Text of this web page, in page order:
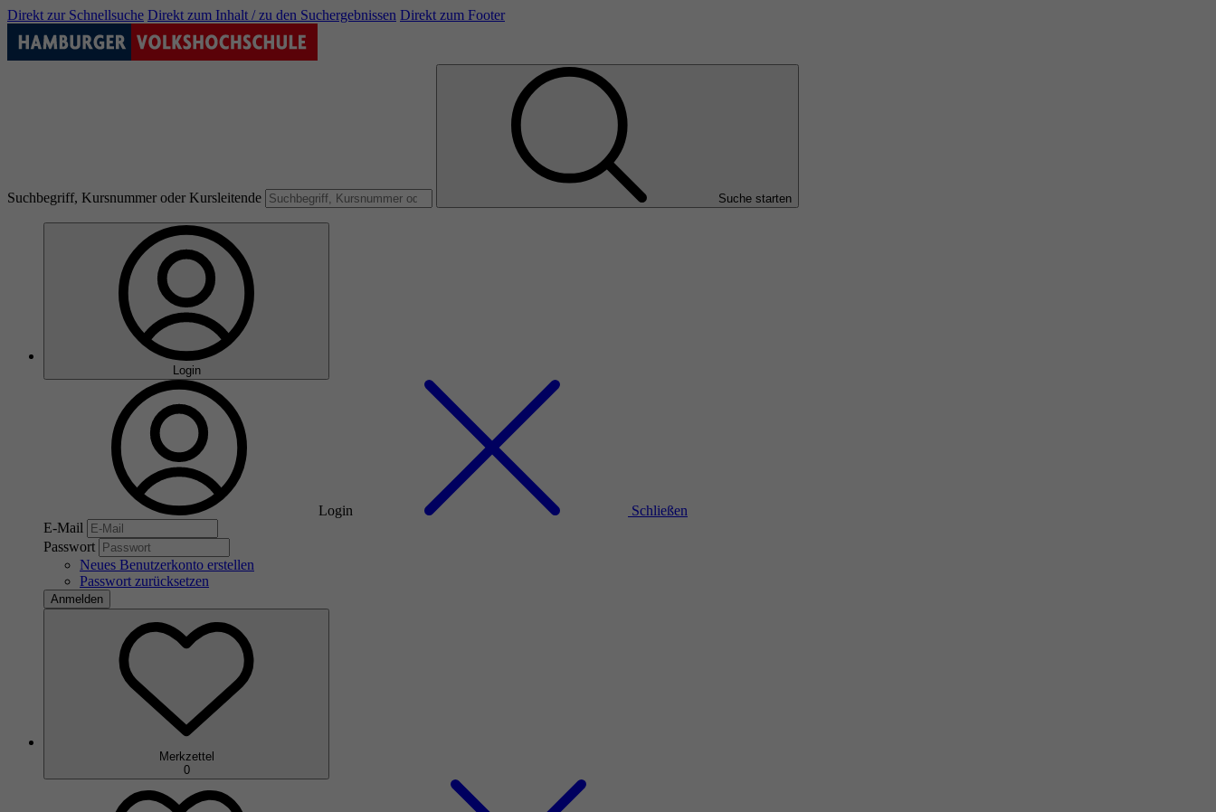
Direkt zur Schnellsuche Direkt zum Inhalt / zu den Suchergebnissen Direkt zum Footer
Suchbegriff, Kursnummer oder Kursleitende Suche starten
Login
Login
Schließen
E-Mail
Passwort
Neues Benutzerkonto erstellen
Passwort zurücksetzen
Anmelden
Merkzettel
0